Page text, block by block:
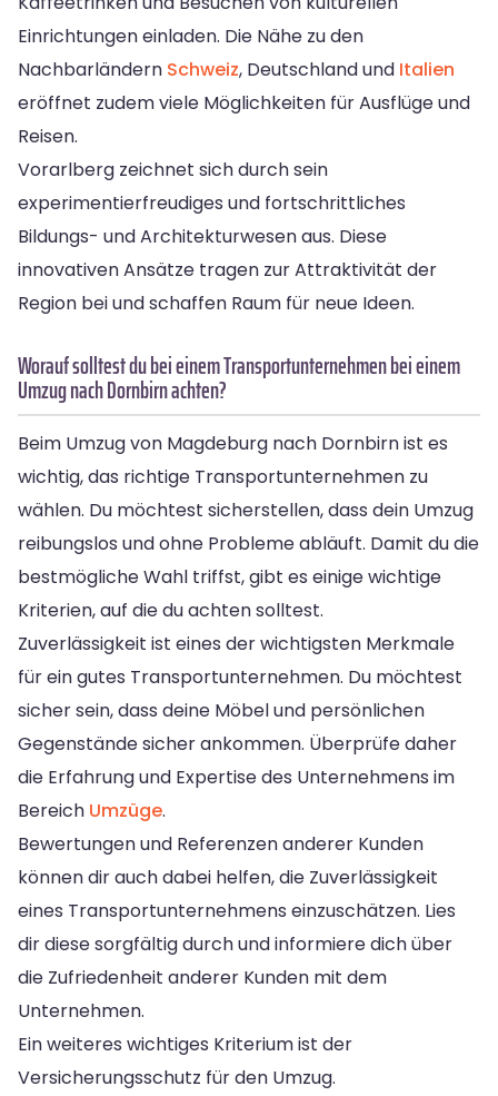
Einrichtungen einladen. Die Nähe zu den
Nachbarländern Schweiz, Deutschland und Italien
eröffnet zudem viele Möglichkeiten für Ausflüge und
Reisen.
Vorarlberg zeichnet sich durch sein
experimentierfreudiges und fortschrittliches
Bildungs- und Architekturwesen aus. Diese
innovativen Ansätze tragen zur Attraktivität der
Region bei und schaffen Raum für neue Ideen.
Worauf solltest du bei einem Transportunternehmen bei einem
Umzug nach Dornbirn achten?
Beim Umzug von Magdeburg nach Dornbirn ist es
wichtig, das richtige Transportunternehmen zu
wählen. Du möchtest sicherstellen, dass dein Umzug
reibungslos und ohne Probleme abläuft. Damit du die
bestmögliche Wahl triffst, gibt es einige wichtige
Kriterien, auf die du achten solltest.
Zuverlässigkeit ist eines der wichtigsten Merkmale
für ein gutes Transportunternehmen. Du möchtest
sicher sein, dass deine Möbel und persönlichen
Gegenstände sicher ankommen. Überprüfe daher
die Erfahrung und Expertise des Unternehmens im
Bereich Umzüge.
Bewertungen und Referenzen anderer Kunden
können dir auch dabei helfen, die Zuverlässigkeit
eines Transportunternehmens einzuschätzen. Lies
dir diese sorgfältig durch und informiere dich über
die Zufriedenheit anderer Kunden mit dem
Unternehmen.
Ein weiteres wichtiges Kriterium ist der
Versicherungsschutz für den Umzug.